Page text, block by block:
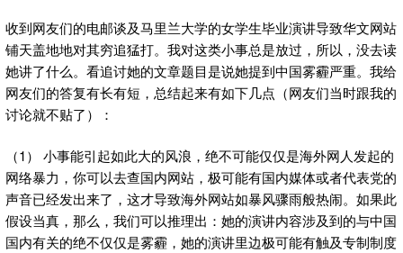
收到网友们的电邮谈及马里兰大学的女学生毕业演讲导致华文网站
铺天盖地地对其穷追猛打。我对这类小事总是放过，所以，没去读
她讲了什么。看追讨她的文章题目是说她提到中国雾霾严重。我给
网友们的答复有长有短，总结起来有如下几点（网友们当时跟我的
讨论就不贴了）：
（1） 小事能引起如此大的风浪，绝不可能仅仅是海外网人发起的
网络暴力，你可以去查国内网站，极可能有国内媒体或者代表党的
声音已经发出来了，这才导致海外网站如暴风骤雨般热闹。如果此
假设当真，那么，我们可以推理出：她的演讲内容涉及到的与中国
国内有关的绝不仅仅是雾霾，她的演讲里边极可能有触及专制制度